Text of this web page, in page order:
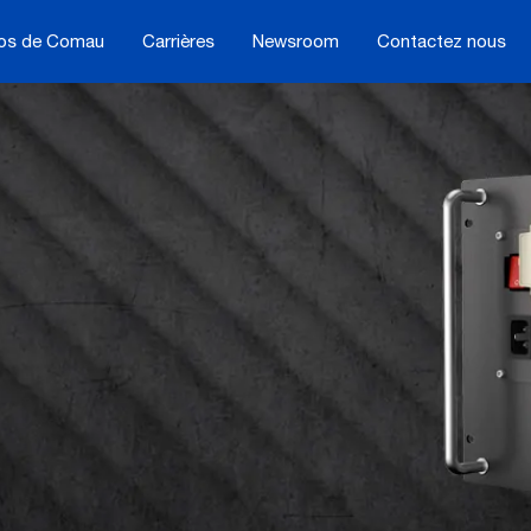
de Comau Carrières Newsroom Contactez nous